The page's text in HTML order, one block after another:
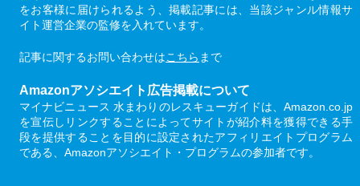
をお客様に届けられるよう、掲載記事には、当該ジャンル情報サ
イト運営企業の監修を入れています。
記事に関するお問い合わせはこちら まで
Amazonアソシエイト広告掲載について
マイナビニュース 水まわりのレスキューガイドは、Amazon.co.jp
を宣伝しリンクすることによってサイトが紹介料を獲得できる手
段を提供することを目的に設定されたアフィリエイトプログラム
である、Amazonアソシエイト・プログラムの参加者です。